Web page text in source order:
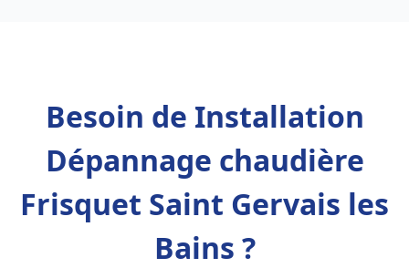
Besoin de Installation
Dépannage chaudière
Frisquet Saint Gervais les
Bains ?